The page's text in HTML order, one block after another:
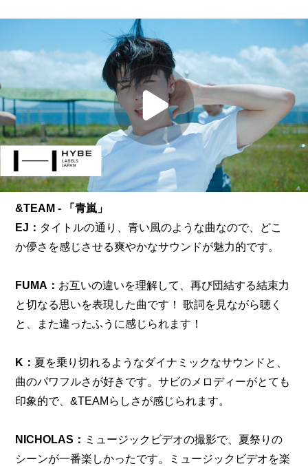
&TEAM - 「青嵐」
EJ： タイトルの通り、青い風のような曲なので、どこ
か儚さを感じさせる爽やかなサウンドが魅力的です。
FUMA： お互いの違いを理解して、再び団結する結束力
と切なる思いを表現した曲です！ 歌詞を見ながら聴く
と、また違ったふうに感じられます！
K： 夏を乗り切れるようなダイナミックなサウンドと、
曲のパワフルさが好きです。サビのメロディーがとても
印象的で、&TEAMらしさが感じられます。
NICHOLAS： ミュージックビデオの撮影で、夏祭りの
シーンが一番楽しかったです。ミュージックビデオを楽